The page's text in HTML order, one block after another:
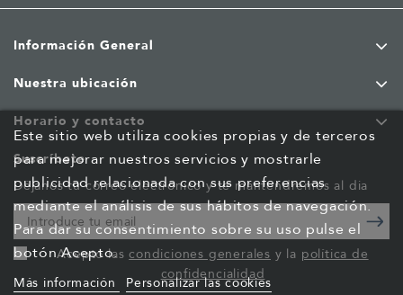
Información General
Nuestra ubicación
Horario y contacto
Suscríbete
Déjanos tu correo electrónico y te mantendremos al dia
Acepto lascondiciones generales y la política de
confidencialidad
Este sitio web utiliza cookies propias y de terceros
para mejorar nuestros servicios y mostrarle
publicidad relacionada con sus preferencias
mediante el análisis de sus hábitos de navegación.
Para dar su consentimiento sobre su uso pulse el
botón Acepto.
Más información Personalizar las cookies